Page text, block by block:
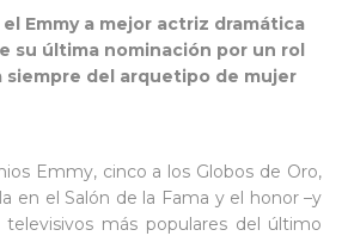
Emmy a mejor actriz dramática
su última nominación por un rol
del arquetipo de mujer
Emmy, cinco a los Globos de Oro,
en el Salón de la Fama y el honor –y
más populares del último